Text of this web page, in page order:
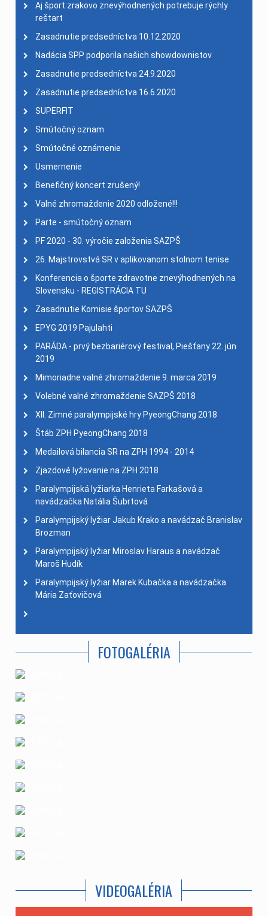
Aj šport zrakovo znevýhodnených potrebuje rýchly
reštart
Zasadnutie predsedníctva 10.12.2020
Nadácia SPP podporila našich showdownistov
Zasadnutie predsedníctva 24.9.2020
Zasadnutie predsedníctva 16.6.2020
SUPERFIT
Smútočný oznam
Smútočné oznámenie
Usmernenie
Benefičný koncert zrušený!
Valné zhromaždenie 2020 odložené!!!
Parte - smútočný oznam
PF 2020 - 30. výročie založenia SAZPŠ
26. Majstrovstvá SR v aplikovanom stolnom tenise
Konferencia o športe zdravotne znevýhodnených na
Slovensku - REGISTRÁCIA TU
Zasadnutie Komisie športov SAZPŠ
EPYG 2019 Pajulahti
PARÁDA - prvý bezbariérový festival, Piešťany 22. jún
2019
Mimoriadne valné zhromaždenie 9. marca 2019
Volebné valné zhromaždenie SAZPŠ 2018
XII. Zimné paralympijské hry PyeongChang 2018
Štáb ZPH PyeongChang 2018
Medailová bilancia SR na ZPH 1994 - 2014
Zjazdové lyžovanie na ZPH 2018
Paralympijská lyžiarka Henrieta Farkašová a
navádzačka Natália Šubrtová
Paralympijský lyžiar Jakub Krako a navádzač Branislav
Brozman
Paralympijský lyžiar Miroslav Haraus a navádzač
Maroš Hudík
Paralympijský lyžiar Marek Kubačka a navádzačka
Mária Zaťovičová
FOTOGALÉRIA
VIDEOGALÉRIA